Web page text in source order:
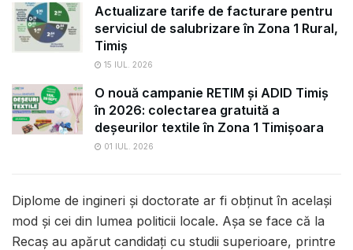
Actualizare tarife de facturare pentru
serviciul de salubrizare în Zona 1 Rural,
Timiș
15 IUL. 2026
O nouă campanie RETIM și ADID Timiș
în 2026: colectarea gratuită a
deșeurilor textile în Zona 1 Timișoara
01 IUL. 2026
Diplome de ingineri și doctorate ar fi obținut în același
mod și cei din lumea politicii locale. Așa se face că la
Recaș au apărut candidați cu studii superioare, printre